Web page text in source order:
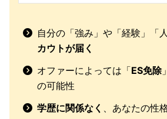
自分の「強み」や「経験」「
カウトが届く
オファーによっては「ES免除
の可能性
学歴に関係なく
、あなたの性